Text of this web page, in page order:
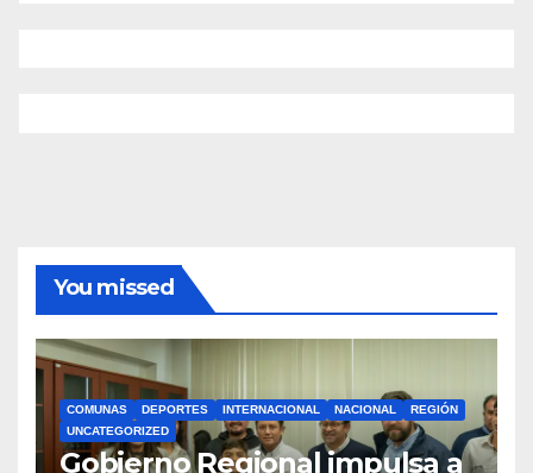
You missed
COMUNAS DEPORTES INTERNACIONAL NACIONAL
REGIÓN
UNCATEGORIZED
Gobierno Regional impulsa a